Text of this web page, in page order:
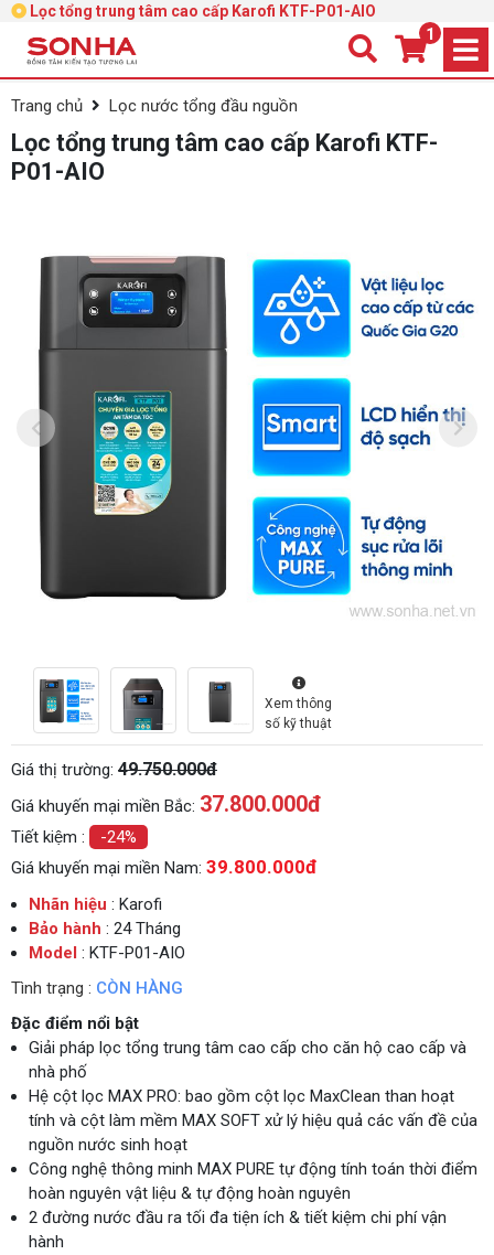
Lọc tổng trung tâm cao cấp Karofi KTF-P01-AIO
1
Trang chủ Lọc nước tổng đầu nguồn
Lọc tổng trung tâm cao cấp Karofi KTF-
P01-AIO
Xem thông
số kỹ thuật
Giá thị trường: 49.750.000đ
Giá khuyến mại miền Bắc: 37.800.000đ
Tiết kiệm :
-24%
Giá khuyến mại miền Nam: 39.800.000đ
Nhãn hiệu : Karofi
Bảo hành : 24 Tháng
Model : KTF-P01-AIO
Tình trạng : CÒN HÀNG
Đặc điểm nổi bật
Giải pháp lọc tổng trung tâm cao cấp cho căn hộ cao cấp và
nhà phố
Hệ cột lọc MAX PRO: bao gồm cột lọc MaxClean than hoạt
tính và cột làm mềm MAX SOFT xử lý hiệu quả các vấn đề của
nguồn nước sinh hoạt
Công nghệ thông minh MAX PURE tự động tính toán thời điểm
hoàn nguyên vật liệu & tự động hoàn nguyên
2 đường nước đầu ra tối đa tiện ích & tiết kiệm chi phí vận
hành